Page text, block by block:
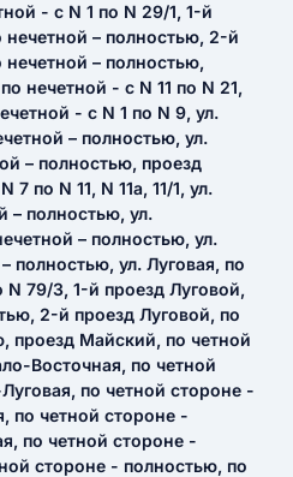
- с N 1 по N 29/1, 1-й
– полностью, 2-й
– полностью,
нечетной - с N 11 по N 21,
- с N 1 по N 9, ул.
– полностью, ул.
– полностью, проезд
по N 11, N 11а, 11/1, ул.
– полностью, ул.
– полностью, ул.
полностью, ул. Луговая, по
N 79/3, 1-й проезд Луговой,
2-й проезд Луговой, по
проезд Майский, по четной
Восточная, по четной
по четной стороне -
по четной стороне -
по четной стороне -
стороне - полностью, по
отзыва